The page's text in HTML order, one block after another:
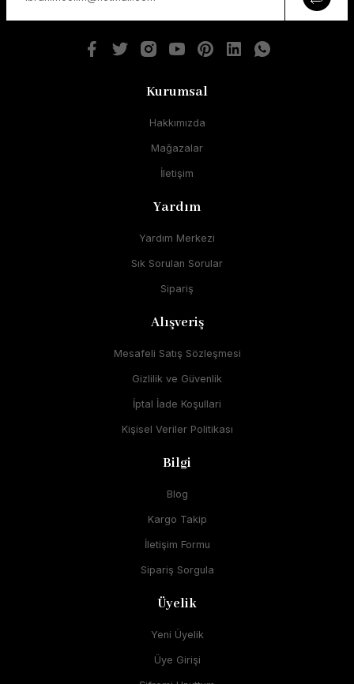
Kurumsal
Hakkımızda
Mağazalar
İletişim
Yardım
Yardım Merkezi
Sık Sorulan Sorular
Sipariş
Alışveriş
Mesafeli Satış Sözleşmesi
Gizlilik ve Güvenlik
İptal İade Koşullari
Kişisel Veriler Politikası
Bilgi
Blog
Kargo Takip
İletişim Formu
Sipariş Sorgula
Üyelik
Yeni Üyelik
Üye Girişi